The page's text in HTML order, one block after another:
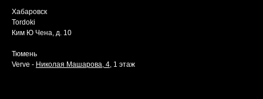
Хабаровск
Tordoki
Ким Ю Чена, д. 10
Тюмень
Verve - Николая Машарова, 4 , 1 этаж